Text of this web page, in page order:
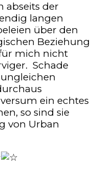
abseits der
langen
über den
Beziehung
mich nicht
Schade
ein echtes
so sind sie
von Urban